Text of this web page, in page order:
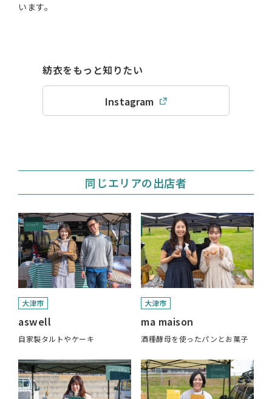
います。
紡衣をもっと知りたい
Instagram
同じエリアの出店者
大津市
aswell
自家製タルトやケーキ
大津市
ma maison
酒種酵母を使ったパンとお菓子